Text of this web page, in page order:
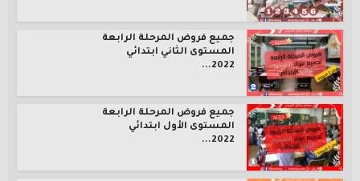
جميع فروض المرحلة الرابعة
المستوى الثاني ابتدائي
2022...
جميع فروض المرحلة الرابعة
المستوى الأول ابتدائي
2022...